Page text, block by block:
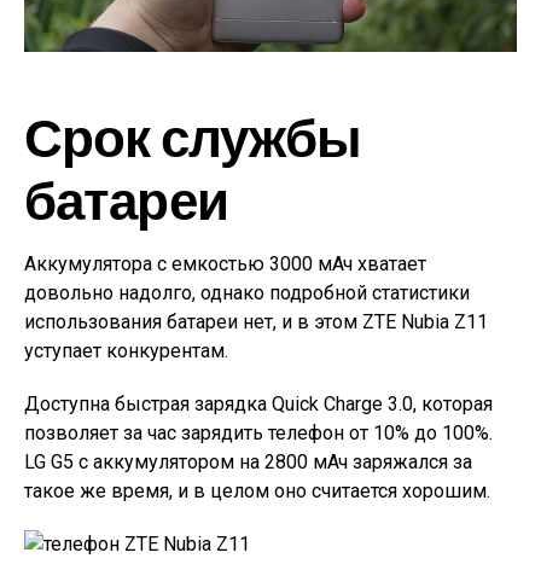
Срок службы
батареи
Аккумулятора с емкостью 3000 мАч хватает
довольно надолго, однако подробной статистики
использования батареи нет, и в этом ZTE Nubia Z11
уступает конкурентам.
Доступна быстрая зарядка Quick Charge 3.0, которая
позволяет за час зарядить телефон от 10% до 100%.
LG G5 с аккумулятором на 2800 мАч заряжался за
такое же время, и в целом оно считается хорошим.